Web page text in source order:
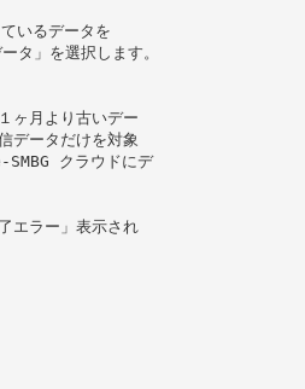
いるデータを
タ」を選択します。
ヶ月より古いデー
データだけを対象
SMBG クラウドにデ
エラー」表示され